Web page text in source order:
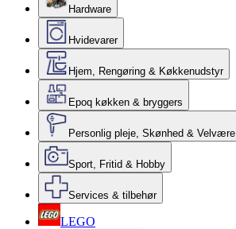
Hardware
Hvidevarer
Hjem, Rengøring & Køkkenudstyr
Epoq køkken & bryggers
Personlig pleje, Skønhed & Velvære
Sport, Fritid & Hobby
Services & tilbehør
LEGO